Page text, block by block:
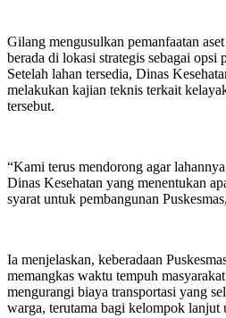
Gilang mengusulkan pemanfaatan
berada di lokasi strategis sebagai opsi
Setelah lahan tersedia, Dinas
melakukan kajian teknis terkait
tersebut.
“Kami terus mendorong agar
Dinas Kesehatan yang menentukan
syarat untuk pembangunan
Ia menjelaskan, keberadaan
memangkas waktu tempuh
mengurangi biaya transportasi yang
warga, terutama bagi kelompok lanjut